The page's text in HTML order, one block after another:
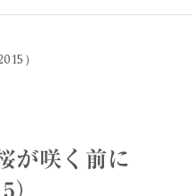
）
が咲く前に
）